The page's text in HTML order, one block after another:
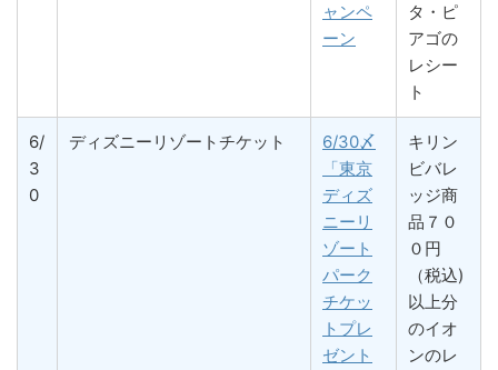
ャンペ
ーン
タ・ピ
アゴの
レシー
ト
6/
3
0
ディズニーリゾートチケット
6/30〆
「東京
ディズ
ニーリ
ゾート
パーク
チケッ
トプレ
ゼント
キリン
ビバレ
ッジ商
品７０
０円
（税込)
以上分
のイオ
ンのレ